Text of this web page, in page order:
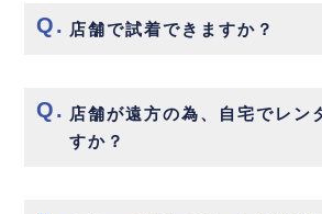
店舗で試着できますか？
店舗が遠方の為、自宅でレン
すか？